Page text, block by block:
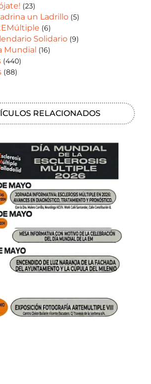
(23)
un Ladrillo (5)
(6)
Solidario (9)
Mundial (16)
(440)
(88)
RELACIONADOS